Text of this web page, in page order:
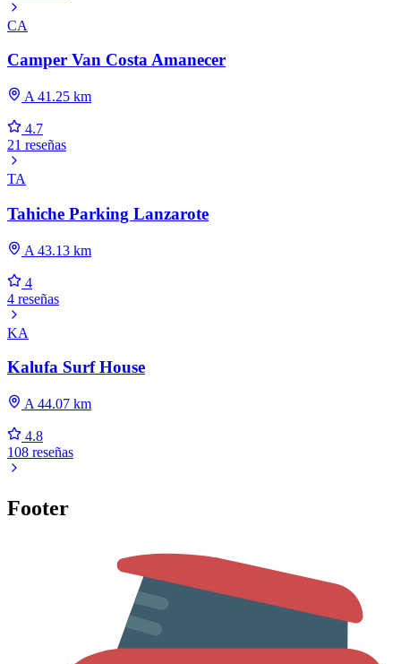
CA
Camper Van Costa Amanecer
A 41.25 km
4.7
21 reseñas
TA
Tahiche Parking Lanzarote
A 43.13 km
4
4 reseñas
KA
Kalufa Surf House
A 44.07 km
4.8
108 reseñas
Footer